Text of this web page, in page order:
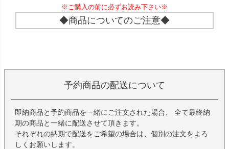
※ご購入の前に必ずお読み下さい※
◆商品についてのご注意◆
予約商品の配送について
即納商品と予約商品を一緒にご注文された場合、 全て最終納
期の商品と一緒に配送させて頂きます。
それぞれの納期で配送をご希望の場合は、個別の注文をよろ
しくお願いします。